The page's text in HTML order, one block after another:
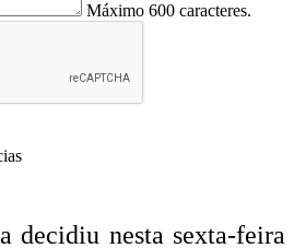
Máximo 600 caracteres.
decidiu nesta sexta-feira